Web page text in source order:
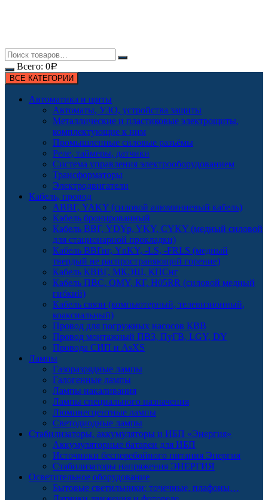
Всего: 0Р
ВСЕ КАТЕГОРИИ
Автоматика и щиты
Автоматы, УЗО, устройства защиты
Металлические и пластиковые электрощиты,
комплектующие к ним
Промышленные силовые разъёмы
Реле, таймеры, датчики
Система управления электрооборудованием
Трансформаторы
Электродвигатели
Кабель, провод
АВВГ, YAKY (силовой алюминиевый кабель)
Кабель бронированный
Кабель ВВГ, YDYp, YKY, CYKY (медный силовой
для стационарной прокладки)
Кабель ВВГнг, YnKY, -LS, -FRLS (медный
твердый не распространяющий горение)
Кабель КВВГ, МКЭШ, КПСнг
Кабель ПВС, OMY, КГ, H05RR (силовой медный
гибкий)
Кабель связи (компьютерный, телевизионный,
коаксиальный)
Провод для погружных насосов КВВ
Провод монтажный ПВЗ, ПуГВ, LGY, DY
Провода СИП и AsXS
Лампы
Газоразрядные лампы
Галогенные лампы
Лампы накаливания
Лампы специального назначения
Люминесцентные лампы
Светодиодные лампы
Стабилизаторы, аккумуляторы и ИБП «Энергия»
Аккумуляторные батареи для ИБП
Источники бесперебойного питания Энергия
Стабилизаторы напряжения ЭНЕРГИЯ
Осветительное оборудование
Бытовые светильники: точечные, плафоны…